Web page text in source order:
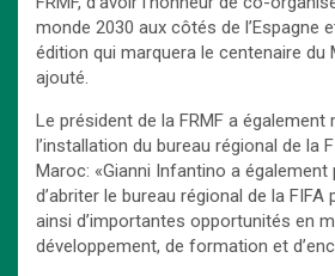
monde 2030 aux côtés de l’Espagne
édition qui marquera le centenaire du
ajouté.
Le président de la FRMF a également
l’installation du bureau régional de la
Maroc: «Gianni Infantino a également
d’abriter le bureau régional de la
ainsi d’importantes opportunités en
développement, de formation et